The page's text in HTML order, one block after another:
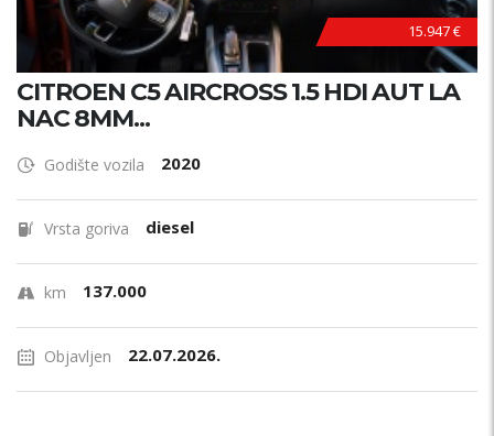
15.947 €
CITROEN C5 AIRCROSS 1.5 HDI AUT LA
NAC 8MM...
Godište vozila 2020
Vrsta goriva diesel
km 137.000
Objavljen 22.07.2026.